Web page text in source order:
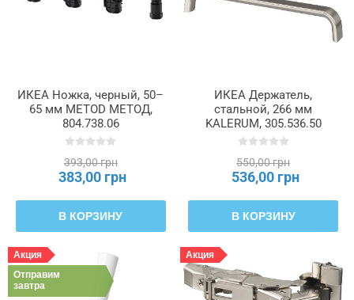
ИКЕА Ножка, черный, 50–
65 мм METOD МЕТОД,
804.738.06
393,00 грн
383,00 грн
В КОРЗИНУ
ИКЕА Держатель,
стальной, 266 мм
KALERUM, 305.536.50
550,00 грн
536,00 грн
В КОРЗИНУ
Акция
Отправим
завтра
Акция